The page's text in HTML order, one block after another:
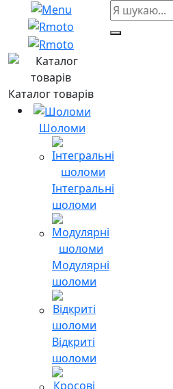
Каталог товарів
Шоломи
Інтегральні
шоломи
Модулярні
шоломи
Відкриті
шоломи